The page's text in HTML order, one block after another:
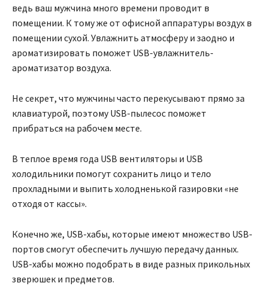
ведь ваш мужчина много времени проводит в
помещении. К тому же от офисной аппаратуры воздух в
помещении сухой. Увлажнить атмосферу и заодно и
ароматизировать поможет USB-увлажнитель-
ароматизатор воздуха.
Не секрет, что мужчины часто перекусывают прямо за
клавиатурой, поэтому USB-пылесос поможет
прибраться на рабочем месте.
В теплое время года USB вентиляторы и USB
холодильники помогут сохранить лицо и тело
прохладными и выпить холодненькой газировки «не
отходя от кассы».
Конечно же, USB-хабы, которые имеют множество USB-
портов смогут обеспечить лучшую передачу данных.
USB-хабы можно подобрать в виде разных прикольных
зверюшек и предметов.